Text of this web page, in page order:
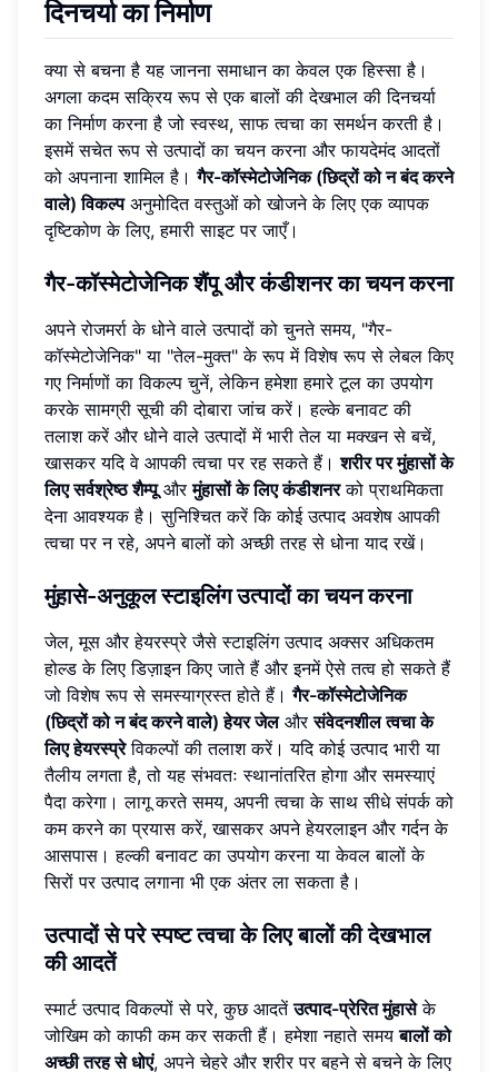
दिनचर्या का निर्माण
क्या से बचना है यह जानना समाधान का केवल एक हिस्सा है।
अगला कदम सक्रिय रूप से एक बालों की देखभाल की दिनचर्या
का निर्माण करना है जो स्वस्थ, साफ त्वचा का समर्थन करती है।
इसमें सचेत रूप से उत्पादों का चयन करना और फायदेमंद आदतों
को अपनाना शामिल है।गैर-कॉस्मेटोजेनिक (छिद्रों को न बंद करने
वाले) विकल्पअनुमोदित वस्तुओं को खोजने के लिए एक व्यापक
दृष्टिकोण के लिए, हमारी साइट पर जाएँ।
गैर-कॉस्मेटोजेनिक शैंपू और कंडीशनर का चयन करना
अपने रोजमर्रा के धोने वाले उत्पादों को चुनते समय, "गैर-
कॉस्मेटोजेनिक" या "तेल-मुक्त" के रूप में विशेष रूप से लेबल किए
गए निर्माणों का विकल्प चुनें, लेकिन हमेशा हमारे टूल का उपयोग
करके सामग्री सूची की दोबारा जांच करें। हल्के बनावट की
तलाश करें और धोने वाले उत्पादों में भारी तेल या मक्खन से बचें,
खासकर यदि वे आपकी त्वचा पर रह सकते हैं।शरीर पर मुंहासों के
लिए सर्वश्रेष्ठ शैम्पूऔरमुंहासों के लिए कंडीशनरको प्राथमिकता
देना आवश्यक है। सुनिश्चित करें कि कोई उत्पाद अवशेष आपकी
त्वचा पर न रहे, अपने बालों को अच्छी तरह से धोना याद रखें।
मुंहासे-अनुकूल स्टाइलिंग उत्पादों का चयन करना
जेल, मूस और हेयरस्प्रे जैसे स्टाइलिंग उत्पाद अक्सर अधिकतम
होल्ड के लिए डिज़ाइन किए जाते हैं और इनमें ऐसे तत्व हो सकते हैं
जो विशेष रूप से समस्याग्रस्त होते हैं।गैर-कॉस्मेटोजेनिक
(छिद्रों को न बंद करने वाले) हेयर जेलऔरसंवेदनशील त्वचा के
लिए हेयरस्प्रेविकल्पों की तलाश करें। यदि कोई उत्पाद भारी या
तैलीय लगता है, तो यह संभवतः स्थानांतरित होगा और समस्याएं
पैदा करेगा। लागू करते समय, अपनी त्वचा के साथ सीधे संपर्क को
कम करने का प्रयास करें, खासकर अपने हेयरलाइन और गर्दन के
आसपास। हल्की बनावट का उपयोग करना या केवल बालों के
सिरों पर उत्पाद लगाना भी एक अंतर ला सकता है।
उत्पादों से परे स्पष्ट त्वचा के लिए बालों की देखभाल
की आदतें
स्मार्ट उत्पाद विकल्पों से परे, कुछ आदतेंउत्पाद-प्रेरित मुंहासेके
जोखिम को काफी कम कर सकती हैं। हमेशा नहाते समयबालों को
अच्छी तरह से धोएं, अपने चेहरे और शरीर पर बहने से बचने के लिए